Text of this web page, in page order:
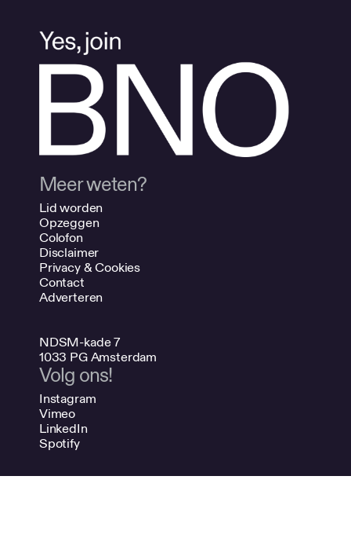
Meer weten?
Lid worden
Opzeggen
Colofon
Disclaimer
Privacy & Cookies
Contact
Adverteren
NDSM-kade 7
1033 PG Amsterdam
Volg ons!
Instagram
Vimeo
LinkedIn
Spotify